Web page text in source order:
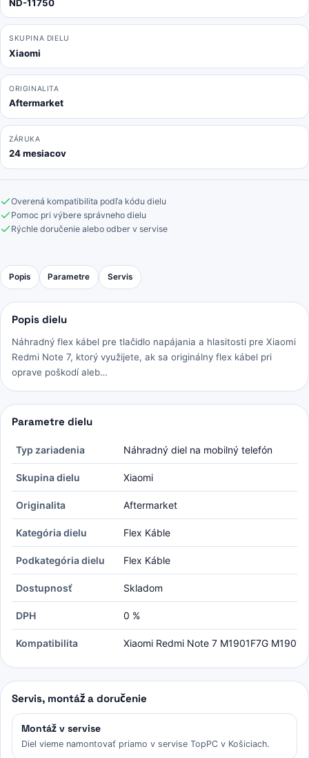
ND-11750
SKUPINA DIELU
Xiaomi
ORIGINALITA
Aftermarket
ZÁRUKA
24 mesiacov
Overená kompatibilita podľa kódu dielu
Pomoc pri výbere správneho dielu
Rýchle doručenie alebo odber v servise
Popis Parametre Servis
Popis dielu
Náhradný flex kábel pre tlačidlo napájania a hlasitosti pre Xiaomi
Redmi Note 7, ktorý využijete, ak sa originálny flex kábel pri
oprave poškodí aleb…
Parametre dielu
Typ zariadenia Náhradný diel na mobilný telefón
Skupina dielu Xiaomi
Originalita Aftermarket
Kategória dielu Flex Káble
Podkategória dielu Flex Káble
Dostupnosť Skladom
DPH 0 %
Kompatibilita Xiaomi Redmi Note 7 M1901F7G
Servis, montáž a doručenie
Montáž v servise
Diel vieme namontovať priamo v servise TopPC v Košiciach.